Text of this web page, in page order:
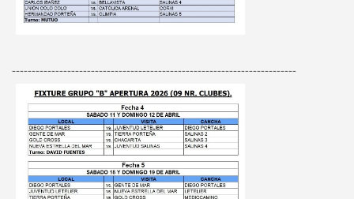
------------------------------------------------------------------------